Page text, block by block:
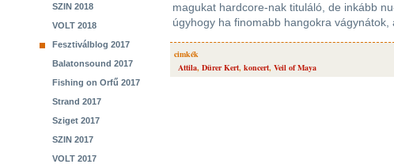
SZIN 2018
VOLT 2018
Fesztiválblog 2017
Balatonsound 2017
Fishing on Orfű 2017
Strand 2017
Sziget 2017
SZIN 2017
VOLT 2017
magukat hardcore-nak tituláló, de inkább
úgyhogy ha finomabb hangokra vágynátok,
cimkék
Attila, Dürer Kert, koncert, Veil of Maya